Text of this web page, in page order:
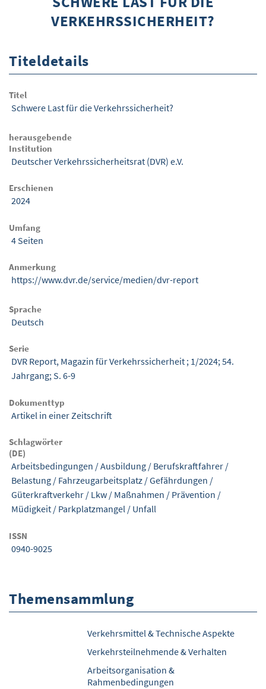
ÜBER WISOM
FRAGEN UND ANTWORTEN
VERKEHRSSICHERHEIT?
Titeldetails
Titel
Schwere Last für die Verkehrssicherheit?
herausgebende
Institution
Deutscher Verkehrssicherheitsrat (DVR) e.V.
Erschienen
2024
Umfang
4 Seiten
Anmerkung
https://www.dvr.de/service/medien/dvr-report
Sprache
Deutsch
Serie
DVR Report, Magazin für Verkehrssicherheit ; 1/2024; 54.
Jahrgang; S. 6-9
Dokumenttyp
Artikel in einer Zeitschrift
Schlagwörter
(DE)
Arbeitsbedingungen /Ausbildung / Berufskraftfahrer /
Belastung / Fahrzeugarbeitsplatz /Gefährdungen /
Güterkraftverkehr / Lkw / Maßnahmen / Prävention /
Müdigkeit / Parkplatzmangel / Unfall
ISSN
0940-9025
Themensammlung
Verkehrsmittel & Technische Aspekte
Verkehrsteilnehmende & Verhalten
Arbeitsorganisation &
Rahmenbedingungen